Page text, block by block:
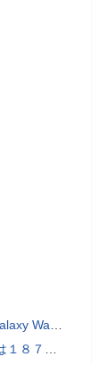
」（LTE） 本日発売
ス圏に浮上